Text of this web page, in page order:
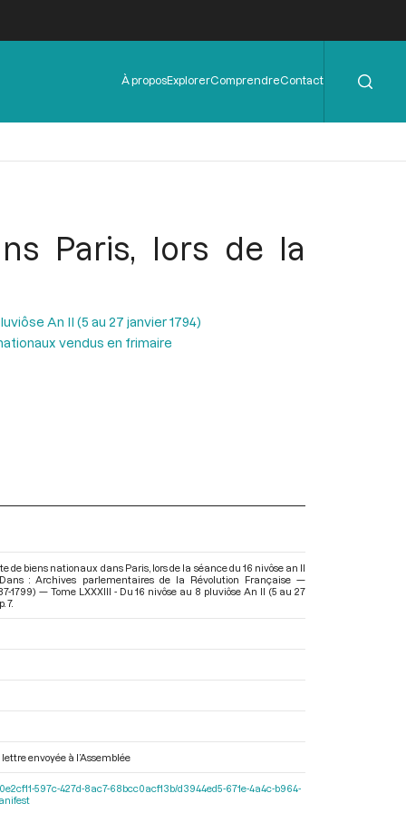
Menu
de
À proposExplorerComprendreContact
Paris, lors de la
An II (5 au 27 janvier 1794)
vendus en frimaire
de biens nationaux dans Paris, lors de la séance du 16 nivôse an II
: Archives parlementaires de la Révolution Française —
1799) — Tome LXXXIII - Du 16 nivôse au 8 pluviôse An II (5 au 27
7.
envoyée à l’Assemblée
597c-427d-8ac7-68bcc0acf13b/d3944ed5-671e-4a4c-b964-